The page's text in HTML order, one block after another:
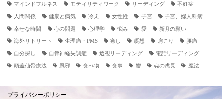
マインドフルネス モティリティワーク リーディング 不妊症
人間関係 健康と病気 冷え 女性性 子宮 子宮、婦人科病
幸せな時間 心の問題 心理学 悩み 愛 新月の願い
海外リトリート 生理痛・PMS 癒し 瞑想 肩こり 腰痛
自分探し 自律神経失調症 透視リーディング 電話リーディング
頭蓋仙骨療法 風邪 食べ物 食事 鬱 魂の成長 魔法
プライバシーポリシー